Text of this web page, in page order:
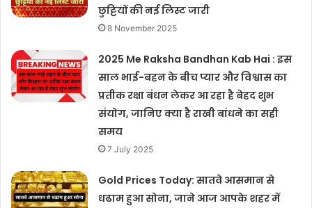
छुट्टियों की नई लिस्ट जारी
8 November 2025
2025 Me Raksha Bandhan Kab Hai : इस
साल भाई-बहन के बीच प्यार और विश्वास का
प्रतीक रक्षा बंधन लेकर आ रहा है बेहद शुभ
संयोग, जानिए क्या है राखी बांधने का सही
समय
7 July 2025
Gold Prices Today: सातवे आसमान से
धढाम हुआ सोना, जाने आज आपके शहर में